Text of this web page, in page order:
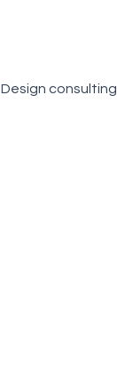
Design consulting